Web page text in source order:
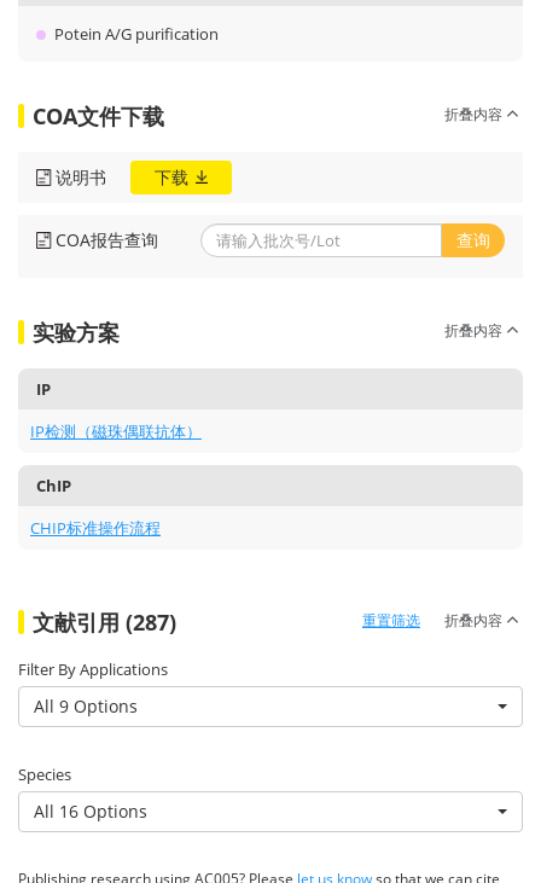
Potein A/G purification
COA文件下载 折叠内容
说明书 下载
COA报告查询 查询
实验方案 折叠内容
IP
IP检测（磁珠偶联抗体）
ChIP
CHIP标准操作流程
文献引用 (287) 重置筛选 折叠内容
Filter By Applications
All 9 Options
Species
All 16 Options
Publishing research using AC005? Please let us knowso that we can cite